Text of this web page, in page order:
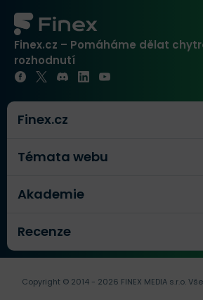
Finex.cz – Pomáháme dělat
rozhodnutí
Finex.cz
Témata webu
Akademie
Recenze
Copyright © 2014 - 2026 FINEX MEDIA s.r.o.